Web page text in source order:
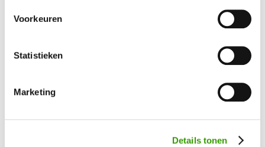
Voorkeuren
Statistieken
Marketing
Details tonen